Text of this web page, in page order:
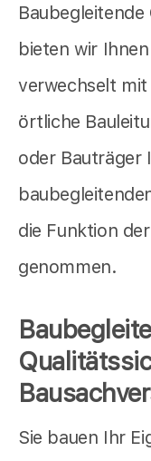
bieten wir
verwechselt mit
örtliche
oder Bauträger
die Funktion
genommen.
Sie bauen Ihr